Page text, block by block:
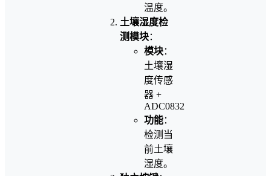
温度。
土壤湿度检
测模块：
模块：
土壤湿
度传感
器 +
ADC0832
功能：
检测当
前土壤
湿度。